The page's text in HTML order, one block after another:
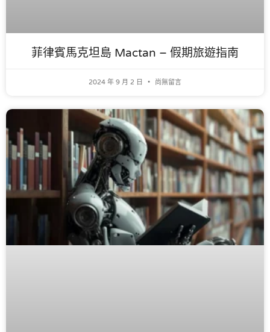
菲律賓馬克坦島 Mactan – 假期旅遊指南
2024 年 9 月 2 日 尚無留言